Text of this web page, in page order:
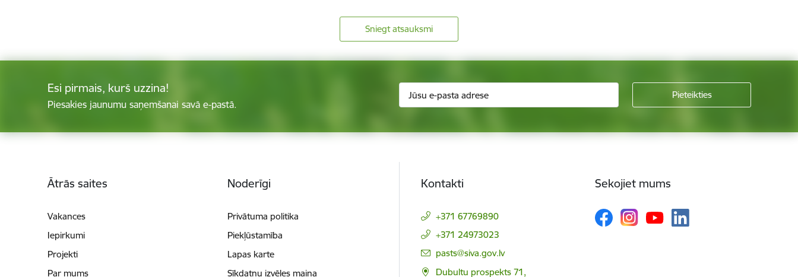
Sniegt atsauksmi
Esi pirmais, kurš uzzina!
Piesakies jaunumu saņemšanai savā e-pastā.
Ātrās saites
Vakances
Iepirkumi
Projekti
Par mums
Noderīgi
Privātuma politika
Piekļūstamība
Lapas karte
Sīkdatņu izvēles maiņa
Kontakti
+371 67769890
+371 24973023
E-pasts:
pasts@siva.gov.lv
Dubultu prospekts 71,
Sekojiet mums